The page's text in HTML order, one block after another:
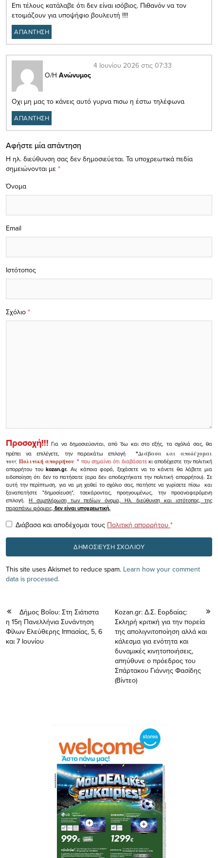
Επι τέλους κατάλαβε ότι δεν είναι ισόβιος. Πιθανόν να τον
ετοιμάζουν για υποψήφιο βουλευτή !!!!
ΑΠΑΝΤΗΣΗ
Ο/Η Ανώνυμος
4 Ιουνίου 2026 στις 07:33
Οχι μη μας το κάνεις αυτό γυρνα πισω η έστω τηλέφωνα
ΑΠΑΝΤΗΣΗ
Αφήστε μία απάντηση
Η ηλ. διεύθυνση σας δεν δημοσιεύεται. Τα υποχρεωτικά πεδία
σημειώνονται με *
Σχόλιο *
Όνομα
Email
Ιστότοπος
Προσοχή!!! Για να δημοσιεύονται, από 'δω και στο εξής, τα σχόλιά σας, θα
πρέπει να επιλέγετε, την παρακάτω επιλογή
"Διάβασα και αποδέχομαι
τουςΠολιτική απορρήτου" που σημαίνει ότι διαβάσατεκι αποδέχεστε την πολιτική
απορρήτου τουkozan.gr. Αν, κάποια φορά, ξεχάσετε να το κάνετε θα λάβετε μια
ειδοποίηση ότι δεν το πατήσατε (αρα δεν αποδεχτήκατε την πολιτική απορρήτου). Σε
αυτή την περίπτωση, για να μη χαθεί το σχόλιο σας, πατήστε να γυρίσετε πίσω και
ξαναπατήστε "δημοσίευση", τσεκάροντας, προηγουμένως, την προαναφερόμενη
επιλογή.Η συμπλήρωση των πεδίων όνομα, Ηλ. διεύθυνση και ιστότοπος, της
παραπάνω φόρμας, δεν είναι υποχρεωτική.
Διάβασα και αποδέχομαι τους Πολιτική απορρήτου *
This site uses Akismet to reduce spam. Learn how your comment
data is processed.
Δήμος Βοΐου: Στη Σιάτιστα
η 15η Πανελλήνια Συνάντηση
Φίλων Ελεύθερης Ιππασίας, 5, 6
και 7 Ιουνίου
Kozan.gr: Δ.Σ. Εορδαίας:
Σκληρή κριτική για την πορεία
της απολιγνιτοποίηση αλλά και
κάλεσμα για ενότητα και
δυναμικές κινητοποιήσεις,
απηύθυνε ο πρόεδρος του
Σπάρτακου Γιάννης Φασίδης
(Βίντεο)